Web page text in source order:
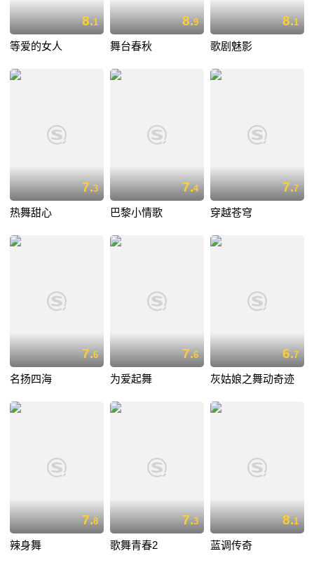
8.1
等爱的女人
8.9
舞台春秋
8.1
歌剧魅影
7.3
热舞甜心
7.4
巴黎小情歌
7.7
穿越苍穹
7.6
名扬四海
7.6
为爱起舞
6.7
灰姑娘之舞动奇迹
7.8
辣身舞
7.3
歌舞青春2
8.1
蓝调传奇